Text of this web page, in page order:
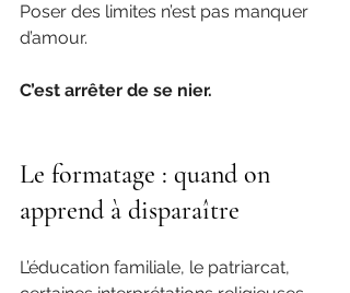
Poser des limites n’est pas manquer
d’amour.
C’est arrêter de se nier.
Le formatage : quand on
apprend à disparaître
L’éducation familiale, le patriarcat,